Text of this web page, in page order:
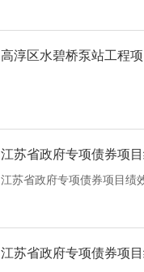
高淳区水碧桥泵站工程
江苏省政府专项债券项
江苏省政府专项债券项目绩
江苏省政府专项债券项